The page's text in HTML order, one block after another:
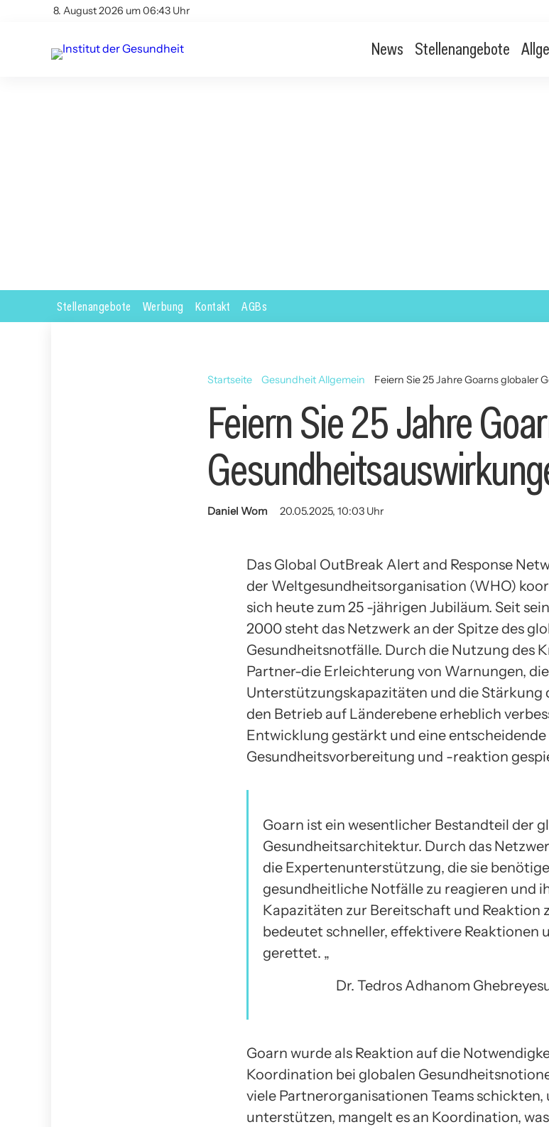
8. August 2026 um 06:43 Uhr
News Stellenangebote
Stellenangebote Werbung Kontakt AGBs
Startseite Gesundheit Allgemein Feiern Sie 25 Jahre Goarns globaler
Feiern Sie 25 Jahre
Daniel Wom 20.05.2025, 10:03 Uhr
Das Global OutBreak Alert and Response
der Weltgesundheitsorganisation (WHO)
sich heute zum 25 -jährigen Jubiläum. Seit
2000 steht das Netzwerk an der Spitze des
Gesundheitsnotfälle. Durch die Nutzung des
Partner-die Erleichterung von Warnungen,
Unterstützungskapazitäten und die Stärkung
den Betrieb auf Länderebene erheblich
Entwicklung gestärkt und eine entscheidende
Gesundheitsvorbereitung und -reaktion
Goarn ist ein wesentlicher Bestandteil der
Gesundheitsarchitektur. Durch das
die Expertenunterstützung, die sie
gesundheitliche Notfälle zu reagieren und
Kapazitäten zur Bereitschaft und Reaktion
bedeutet schneller, effektivere Reaktionen
gerettet. „
Dr. Tedros Adhanom
Goarn wurde als Reaktion auf die
Koordination bei globalen
viele Partnerorganisationen Teams schickten,
unterstützen, mangelt es an Koordination,